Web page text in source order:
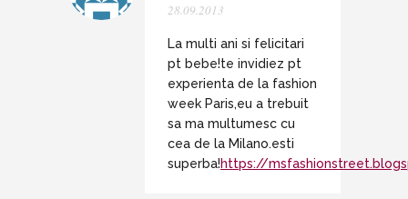
28.09.2013
La multi ani si felicitari
pt bebe!te invidiez pt
experienta de la fashion
week Paris,eu a trebuit
sa ma multumesc cu
cea de la Milano.esti
superba!https://